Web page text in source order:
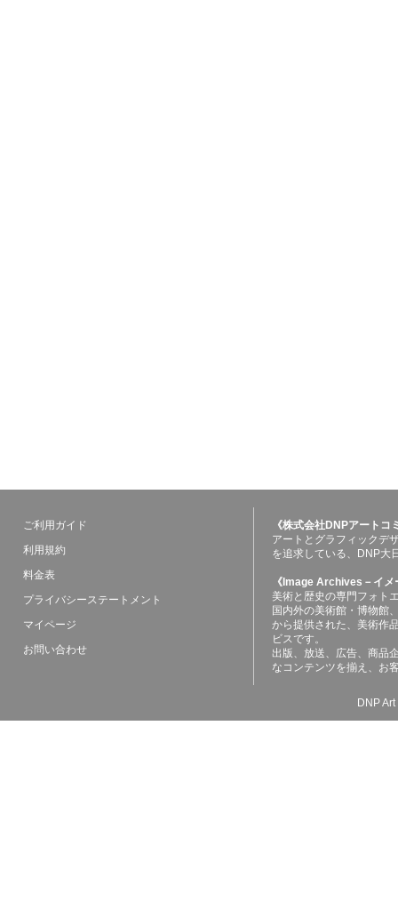
ご利用ガイド
利用規約
料金表
プライバシーステートメント
マイページ
お問い合わせ
《株式会社DNPアート
アートとグラフィックデ
を追求している、DNP大
《Image Archives－イ
美術と歴史の専門フォト
国内外の美術館・博物館
から提供された、美術作
ビスです。
出版、放送、広告、商品
なコンテンツを揃え、お
DNP